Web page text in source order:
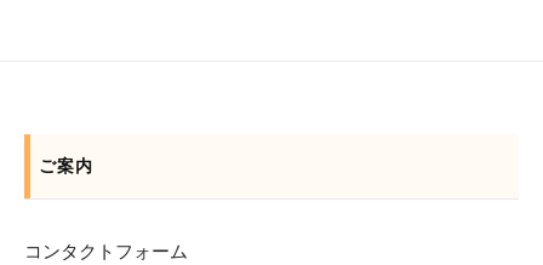
ご案内
コンタクトフォーム